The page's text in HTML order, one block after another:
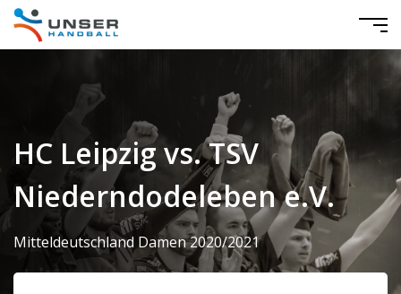
HC Leipzig vs. TSV
Niederndodeleben e.V.
Mitteldeutschland Damen 2020/2021